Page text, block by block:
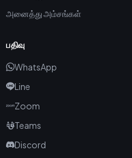
அனைத்து அம்சங்கள்
பதிவு
WhatsApp
Line
Zoom
Teams
Discord